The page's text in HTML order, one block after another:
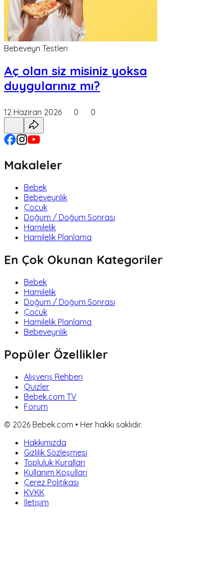
Bebeveyn Testleri
Aç olan siz misiniz yoksa
duygularınız mı?
12 Haziran 2026 0 0
Makaleler
Bebek
Bebeveynlik
Çocuk
Doğum / Doğum Sonrası
Hamilelik
Hamilelik Planlama
En Çok Okunan Kategoriler
Bebek
Hamilelik
Doğum / Doğum Sonrası
Çocuk
Hamilelik Planlama
Bebeveynlik
Popüler Özellikler
Alışveriş Rehberi
Quizler
Bebek.com TV
Forum
© 2026 Bebek.com • Her hakkı saklıdır.
Hakkımızda
Gizlilik Sözleşmesi
Topluluk Kuralları
Kullanım Koşulları
Çerez Politikası
KVKK
İletişim